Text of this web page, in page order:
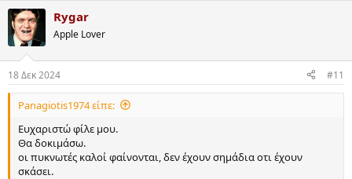
c
t
i
s
:
Rygar
Apple Lover
18 Δεκ 2024 #11
Panagiotis1974 είπε:
Ευχαριστώ φίλε μου.
Θα δοκιμάσω.
οι πυκνωτές καλοί φαίνονται, δεν έχουν σημάδια οτι έχουν
σκάσει.